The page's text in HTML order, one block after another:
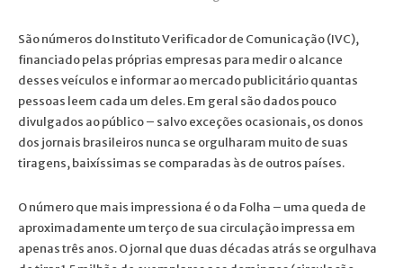
São números do Instituto Verificador de Comunicação (IVC),
financiado pelas próprias empresas para medir o alcance
desses veículos e informar ao mercado publicitário quantas
pessoas leem cada um deles. Em geral são dados pouco
divulgados ao público – salvo exceções ocasionais, os donos
dos jornais brasileiros nunca se orgulharam muito de suas
tiragens, baixíssimas se comparadas às de outros países.
O número que mais impressiona é o da Folha – uma queda de
aproximadamente um terço de sua circulação impressa em
apenas três anos. O jornal que duas décadas atrás se orgulhava